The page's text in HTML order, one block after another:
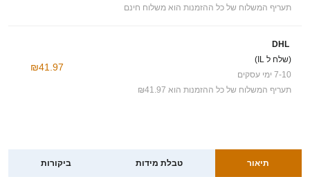
תעריף המשלוח של כל ההזמנות הוא משלוח חינם
DHL
(שלח ל IL)
7-10 ימי עסקים
תעריף המשלוח של כל ההזמנות הוא ₪41.97
₪41.97
תיאור טבלת מידות ביקורות